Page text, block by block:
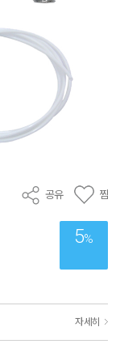
공유 찜
5%
자세히